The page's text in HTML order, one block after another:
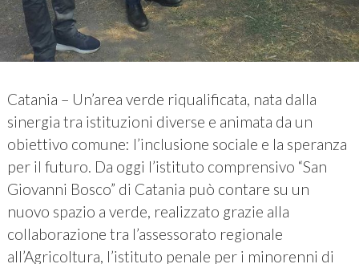
Catania – Un’area verde riqualificata, nata dalla
sinergia tra istituzioni diverse e animata da un
obiettivo comune: l’inclusione sociale e la speranza
per il futuro. Da oggi l’istituto comprensivo “San
Giovanni Bosco” di Catania può contare su un
nuovo spazio a verde, realizzato grazie alla
collaborazione tra l’assessorato regionale
all’Agricoltura, l’istituto penale per i minorenni di